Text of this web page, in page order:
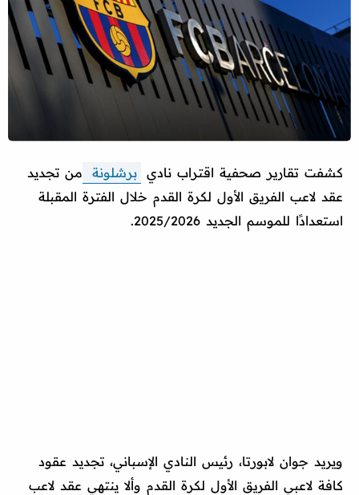
كشفت تقارير صحفية اقتراب نادي برشلونة
من تجديد
عقد لاعب الفريق الأول لكرة القدم خلال الفترة المقبلة
استعدادًا للموسم الجديد 2025/2026.
ويريد جوان لابورتا، رئيس النادي الإسباني، تجديد عقود
كافة لاعبي الفريق الأول لكرة القدم وألا ينتهي عقد لاعب